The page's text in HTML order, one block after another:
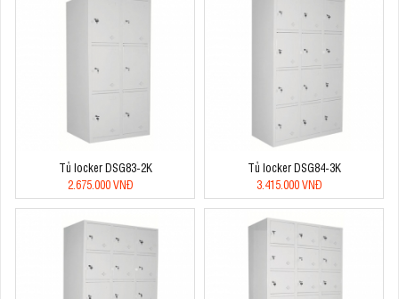
Tủ locker DSG83-2K
2.675.000 VNĐ
Tủ locker DSG84-3K
3.415.000 VNĐ